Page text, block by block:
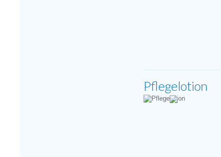
Pflegelotion